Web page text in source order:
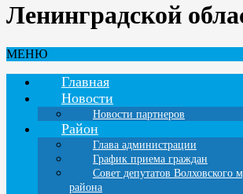
Ленинградской
МЕНЮ
Главная
Новости
Новости партнеров
Район
Глава администрации
График приема граждан
Совет депутатов Волховского
района